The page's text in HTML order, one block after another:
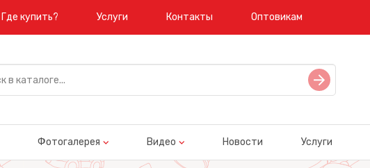
Где купить? Услуги Контакты Оптовикам
Фотогалерея Видео Новости Услуги